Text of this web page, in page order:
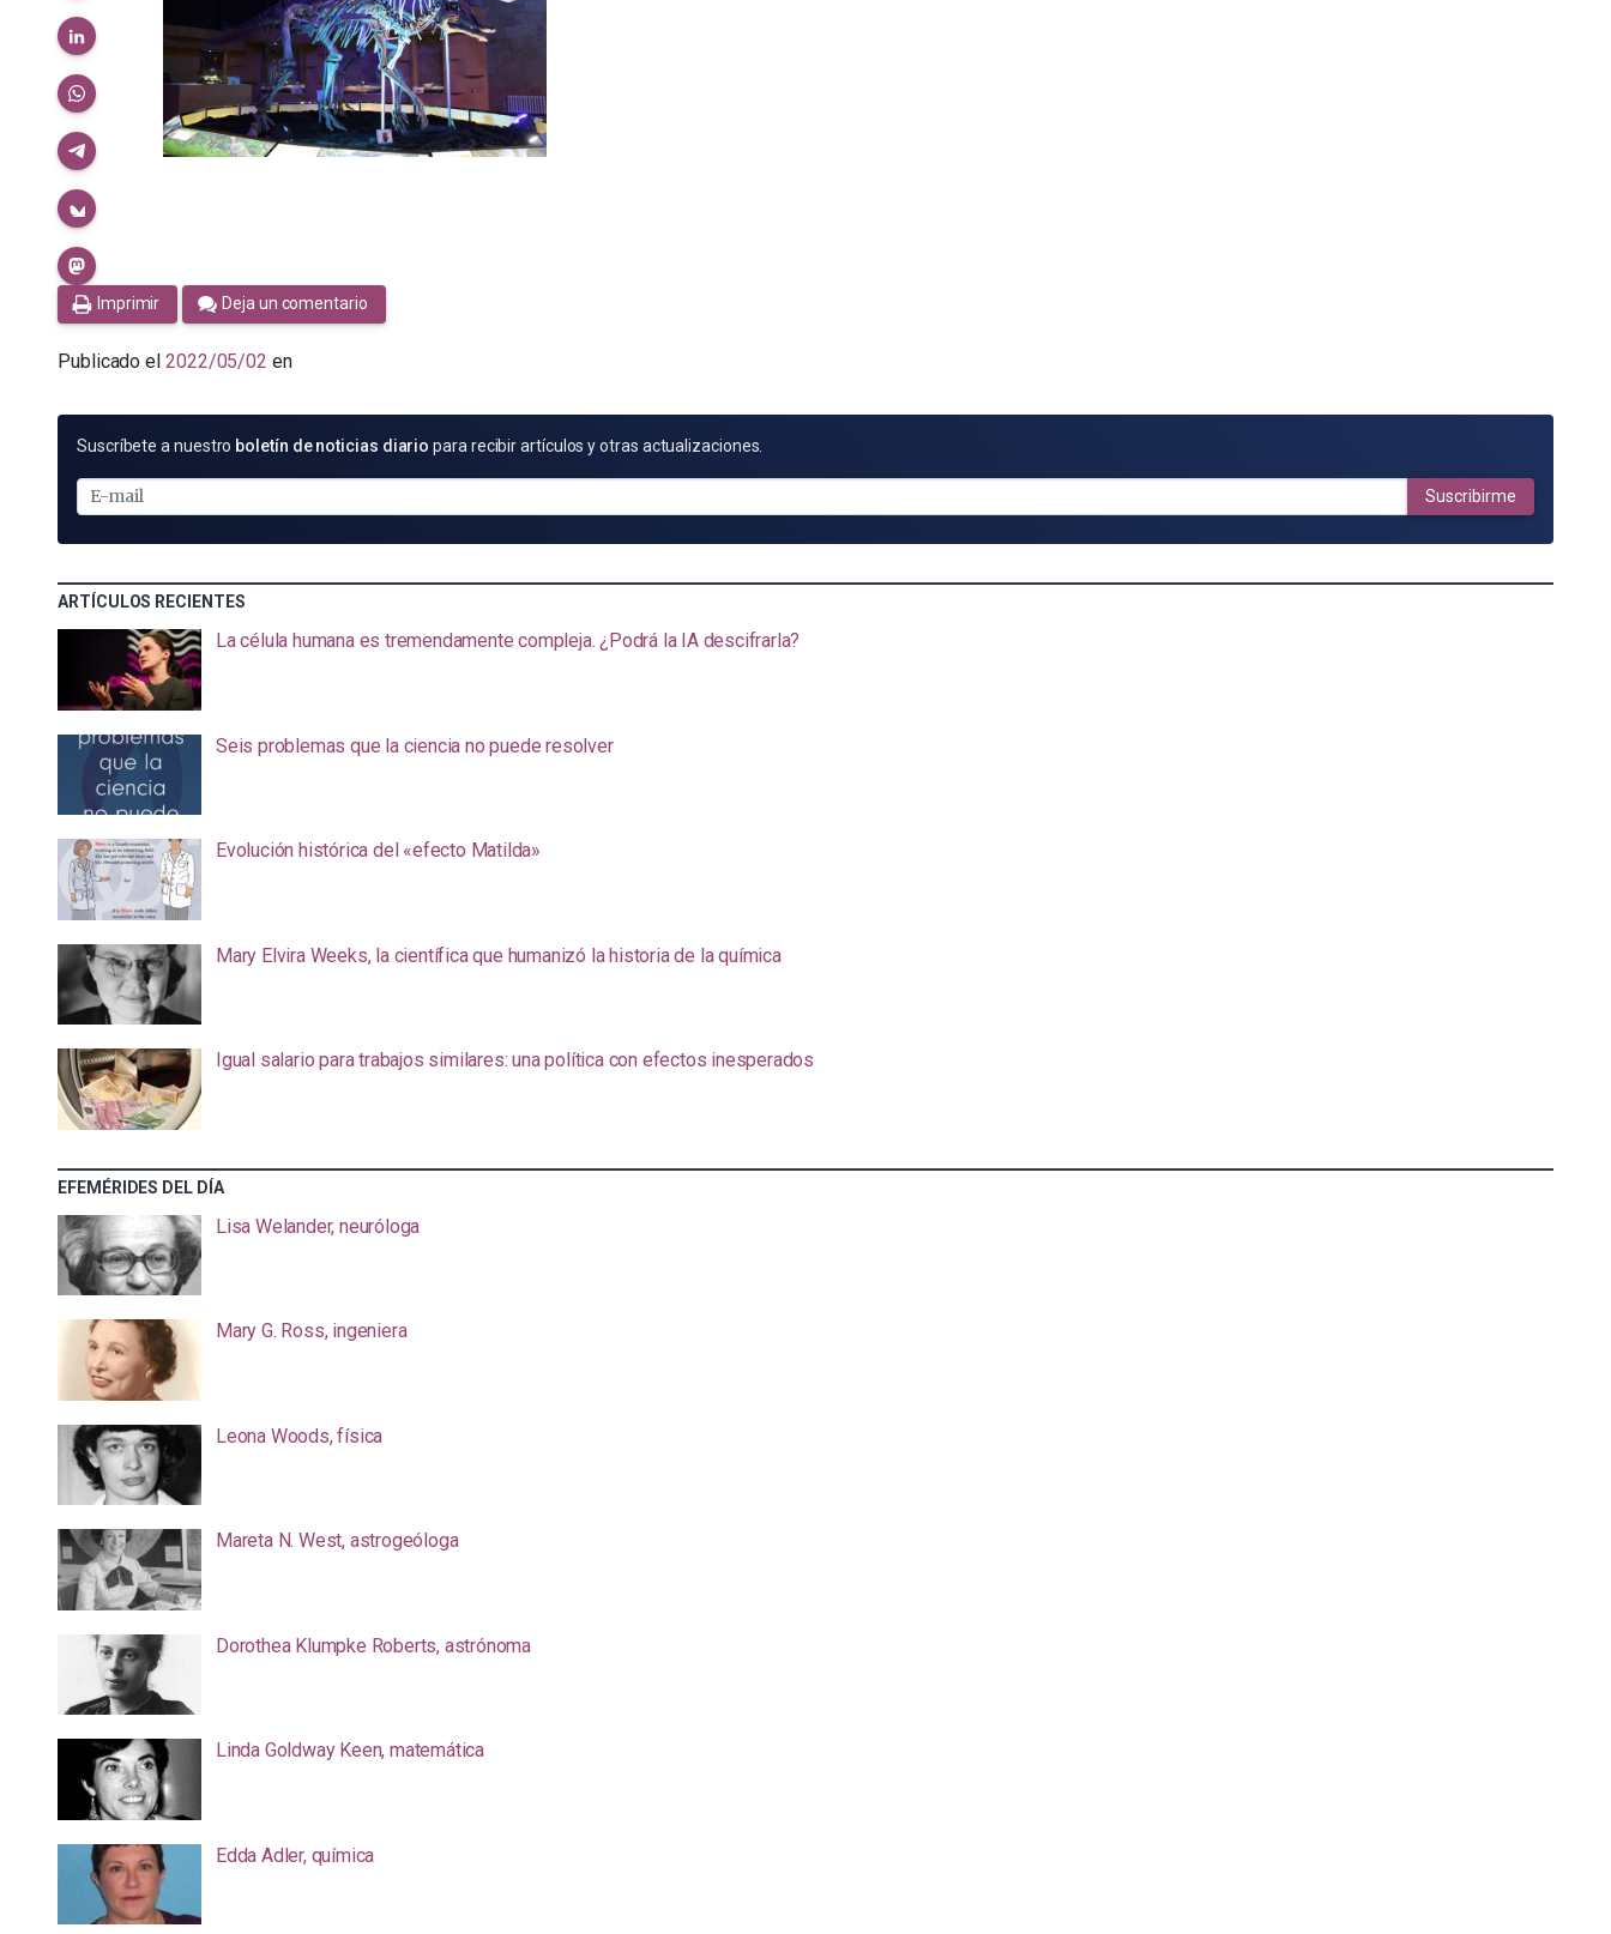
Imprimir Deja un comentario
Publicado el 2022/05/02 en
SUSCRÍBETE
E-
MAIL
Suscríbete a nuestro boletín de noticias diario para recibir artículos y otras actualizaciones.
Suscribirme
ARTÍCULOS RECIENTES
La célula humana es tremendamente compleja. ¿Podrá la IA descifrarla?
Seis problemas que la ciencia no puede resolver
Evolución histórica del «efecto Matilda»
Mary Elvira Weeks, la científica que humanizó la historia de la química
Igual salario para trabajos similares: una política con efectos inesperados
EFEMÉRIDES DEL DÍA
Lisa Welander, neuróloga
Mary G. Ross, ingeniera
Leona Woods, física
Mareta N. West, astrogeóloga
Dorothea Klumpke Roberts, astrónoma
Linda Goldway Keen, matemática
Edda Adler, química